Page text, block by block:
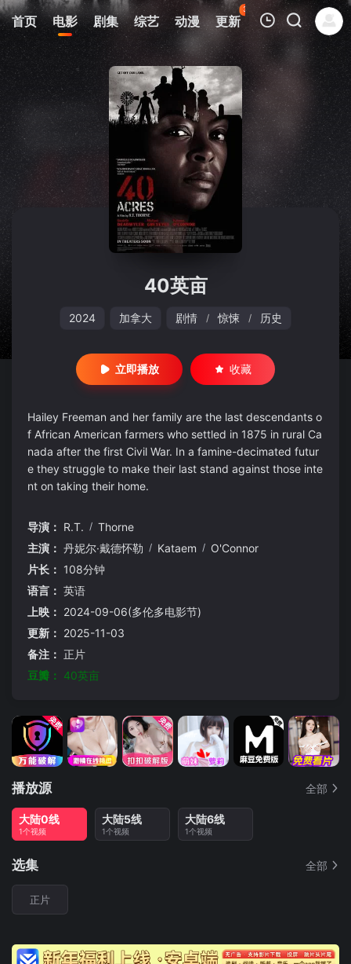
首页 电影 剧集 综艺 动漫 更新
38
热榜 APP
我的观影记录
暂无观看影片的记录
40英亩
2024 加拿大 剧情 / 惊悚 / 历史
立即播放 收藏
Hailey Freeman and her family are the last descendants o
f African American farmers who settled in 1875 in rural Ca
nada after the first Civil War. In a famine-decimated futur
e they struggle to make their last stand against those inte
nt on taking their home.
导演： R.T. / Thorne
主演： 丹妮尔·戴德怀勒 / Kataem / O'Connor
片长： 108分钟
语言： 英语
上映： 2024-09-06(多伦多电影节)
更新： 2025-11-03
备注： 正片
豆瓣： 40英亩
播放源 全部
大陆0线
1个视频
大陆5线
1个视频
大陆6线
1个视频
选集 全部
正片